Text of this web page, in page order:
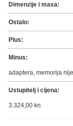
Dimenzije i masa:
Ostalo:
Plus:
Minus:
adaptera, memorija
Ustupitelj i cijena:
3.324,00 kn